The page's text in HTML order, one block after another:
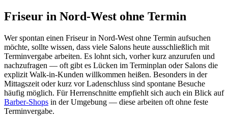
Friseur in Nord-West ohne Termin
Wer spontan einen Friseur in Nord-West ohne Termin aufsuchen
möchte, sollte wissen, dass viele Salons heute ausschließlich mit
Terminvergabe arbeiten. Es lohnt sich, vorher kurz anzurufen und
nachzufragen — oft gibt es Lücken im Terminplan oder Salons die
explizit Walk-in-Kunden willkommen heißen. Besonders in der
Mittagszeit oder kurz vor Ladenschluss sind spontane Besuche
häufig möglich. Für Herrenschnitte empfiehlt sich auch ein Blick auf
Barber-Shops in der Umgebung — diese arbeiten oft ohne feste
Terminvergabe.